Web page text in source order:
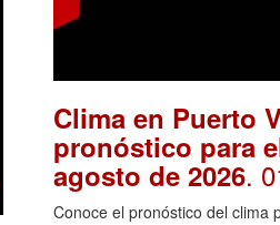
Clima en Puerto
pronóstico para
agosto de 2026.
Conoce el pronóstico del clima